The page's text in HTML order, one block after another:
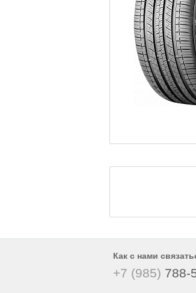
Как с нами
+7 (985) 788-